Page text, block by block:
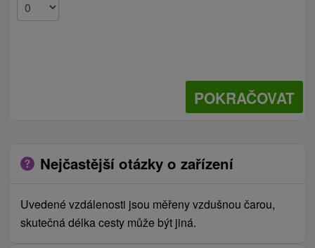
POKRAČOVAT
Nejčastější otázky o zařízení
Uvedené vzdálenosti jsou měřeny vzdušnou čarou,
skutečná délka cesty může být jiná.